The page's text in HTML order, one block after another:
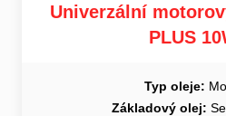
Univerzální
PLUS
Typ oleje:
Základový olej: